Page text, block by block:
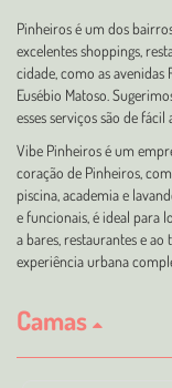
Pinheiros é um dos
excelentes shoppings,
cidade, como as avenidas
Eusébio Matoso.
esses serviços são de fácil
Vibe Pinheiros é um
coração de Pinheiros,
piscina, academia e
e funcionais, é ideal para
a bares, restaurantes e
experiência urbana
Camas